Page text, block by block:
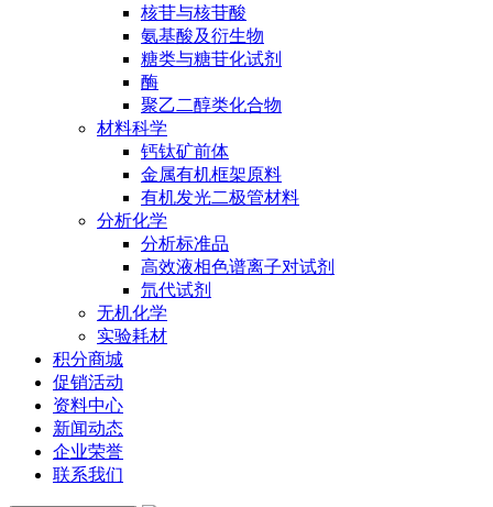
核苷与核苷酸
氨基酸及衍生物
糖类与糖苷化试剂
酶
聚乙二醇类化合物
材料科学
钙钛矿前体
金属有机框架原料
有机发光二极管材料
分析化学
分析标准品
高效液相色谱离子对试剂
氘代试剂
无机化学
实验耗材
积分商城
促销活动
资料中心
新闻动态
企业荣誉
联系我们